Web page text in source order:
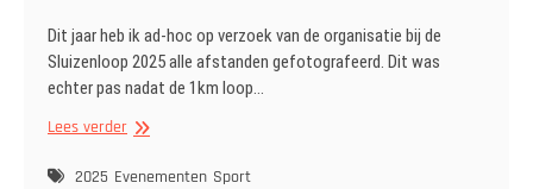
Dit jaar heb ik ad-hoc op verzoek van de organisatie bij de
Sluizenloop 2025 alle afstanden gefotografeerd. Dit was
echter pas nadat de 1km loop…
Lees verderSluizenloop
–
2025 Evenementen Sport